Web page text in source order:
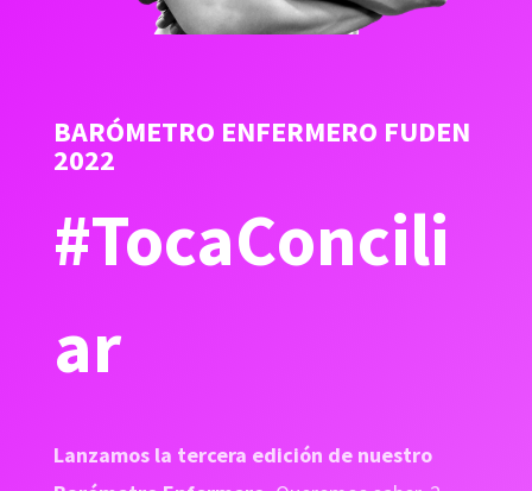
BARÓMETRO ENFERMERO FUDEN
2022
#TocaConcili
ar
Lanzamos la tercera edición de nuestro